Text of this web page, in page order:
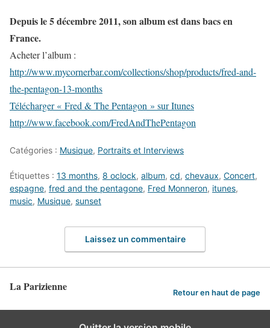
Depuis le 5 décembre 2011, son album est dans bacs en
France.
Acheter l’album :
http://www.mycornerbar.com/collections/shop/products/fred-and-
the-pentagon-13-months
Télécharger « Fred & The Pentagon » sur Itunes
http://www.facebook.com/FredAndThePentagon
Catégories : Musique, Portraits et Interviews
Étiquettes : 13 months, 8 oclock, album, cd, chevaux, Concert,
espagne, fred and the pentagone, Fred Monneron, itunes,
music, Musique, sunset
Laissez un commentaire
La Parizienne Retour en haut de page